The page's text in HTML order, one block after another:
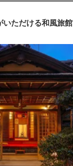
いただける和風旅館